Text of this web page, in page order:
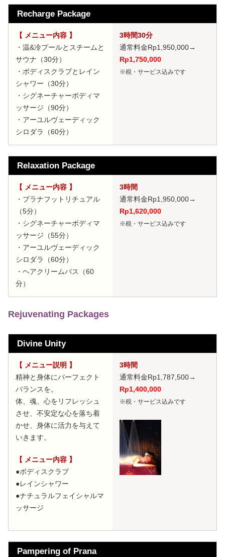
Recharge Package
【 メニュー内容 】
・温&冷プールとスチームと
サウナ（30分）
・ボディスクラブとレイン
シャワー（30分）
・シグネーチャーボディマ
ッサージ（90分）
・アーユルヴェーディック
シロダラ（60分）
3時間30分
通常料金Rp1,950,000→
Rp1,750,000
※税・サービス込みです
Relaxation Package
【 メニュー内容 】
・プラナフットリチュアル
（5分）
・シグネーチャーボディマ
ッサージ（55分）
・アーユルヴェーディック
シロダラ（60分）
・ヘアクリームバス（60
分）
3時間
通常料金Rp1,950,000→
Rp1,620,000
※税・サービス込みです
Rejuvenating Packages
Divine Unity
【 メニュー説明 】
精神と身体にパーフェクト
バランスを。
体、魂、心をリフレッシュ
させ、不安定な心を落ち着
かせ、身体に活力を与えて
いきます。
【 メニュー内容 】
●ボディスクラブ
●レインシャワー
●ナチュラルフェイシャルマ
ッサージ
3時間
通常料金Rp1,787,500→
Rp1,400,000
※税・サービス込みです
Pampering of Prana